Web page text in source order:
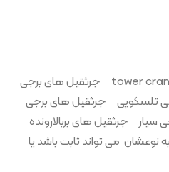
انواع جرثقیل برجی – تاور کرین tower crane جرثقیل های برجی
تلسکوپی جرثقیل های برجی
جرثقیل های بربالارونده
نوعشان می تواند ثابت باشد یا